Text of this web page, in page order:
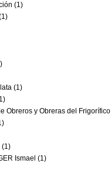
(1)
(1)
Obreros y Obreras del Frigorífico
(1)
Ismael (1)